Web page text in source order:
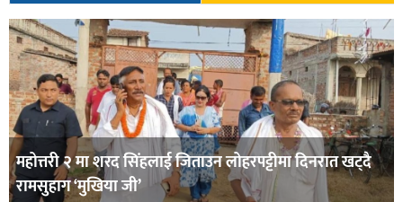
महोत्तरी २ मा शरद सिंहलाई जिताउन लोहरपट्टीमा दिनरात खट्दै
रामसुहाग ‘मुखिया जी’